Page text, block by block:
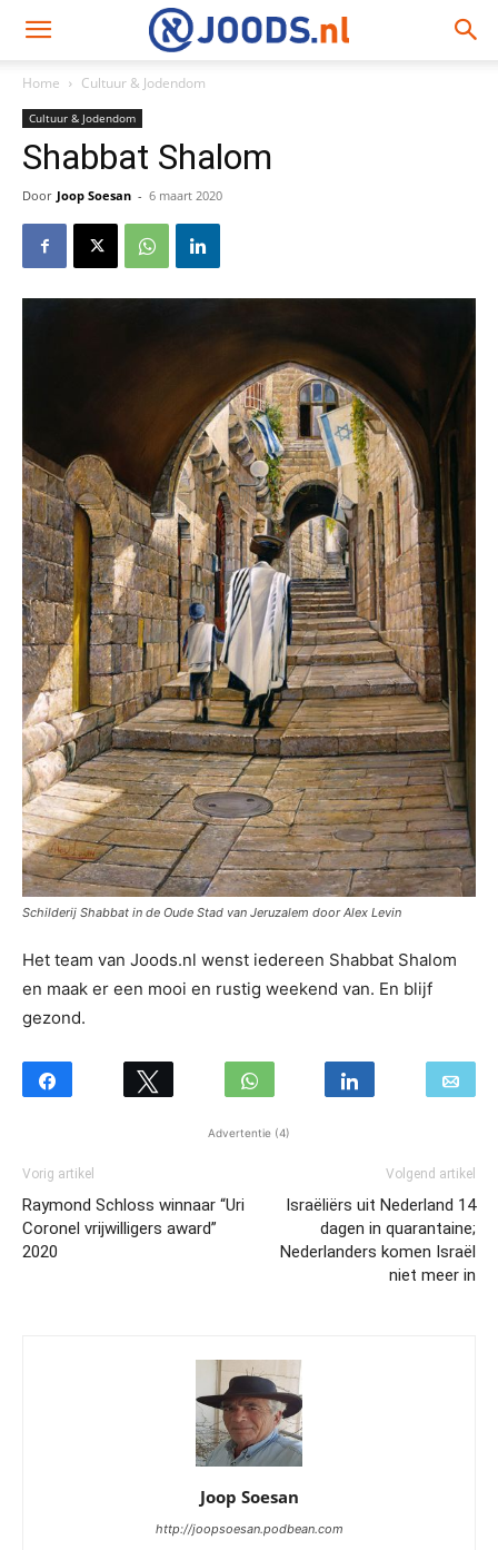
Home Cultuur & Jodendom
Cultuur & Jodendom
Shabbat Shalom
Door Joop Soesan - 6 maart 2020
Schilderij Shabbat in de Oude Stad van Jeruzalem door Alex Levin
Het team van Joods.nl wenst iedereen Shabbat Shalom
en maak er een mooi en rustig weekend van. En blijf
gezond.
Advertentie (4)
Vorig artikel
Raymond Schloss winnaar “Uri
Coronel vrijwilligers award”
2020
Volgend artikel
Israëliërs uit Nederland 14
dagen in quarantaine;
Nederlanders komen Israël
niet meer in
Joop Soesan
http://joopsoesan.podbean.com